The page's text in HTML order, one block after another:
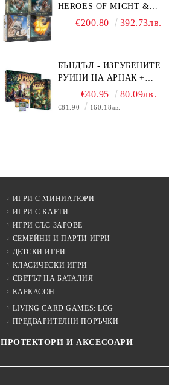
HEROES OF MIGHT &
MAGIC III: THE BOARD
€200.80 392.73лв.
БЪНДЪЛ - ИЗГУБЕНИТЕ
РУИНИ НА АРНАК +
ВОДАЧИ НА ЕКСПЕДИЦИИ
+ ПРОМО КАРТИ
€40.95 80.09лв.
€81.90 160.18лв.
ИГРИ С МИНИАТЮРИ
ИГРИ С КАРТИ
ИГРИ СЪС ЗАРОВЕ
СЕМЕЙНИ И ПАРТИ ИГРИ
ДЕТСКИ ИГРИ
КЛАСИЧЕСКИ ИГРИ
СВЕТЪТ НА БАТАЛИЯ
КАРКАСОН
LIVING CARD GAMES: LCG
ПРЕДВАРИТЕЛНИ ПОРЪЧКИ
ПРОТЕКТОРИ И АКСЕСОАРИ